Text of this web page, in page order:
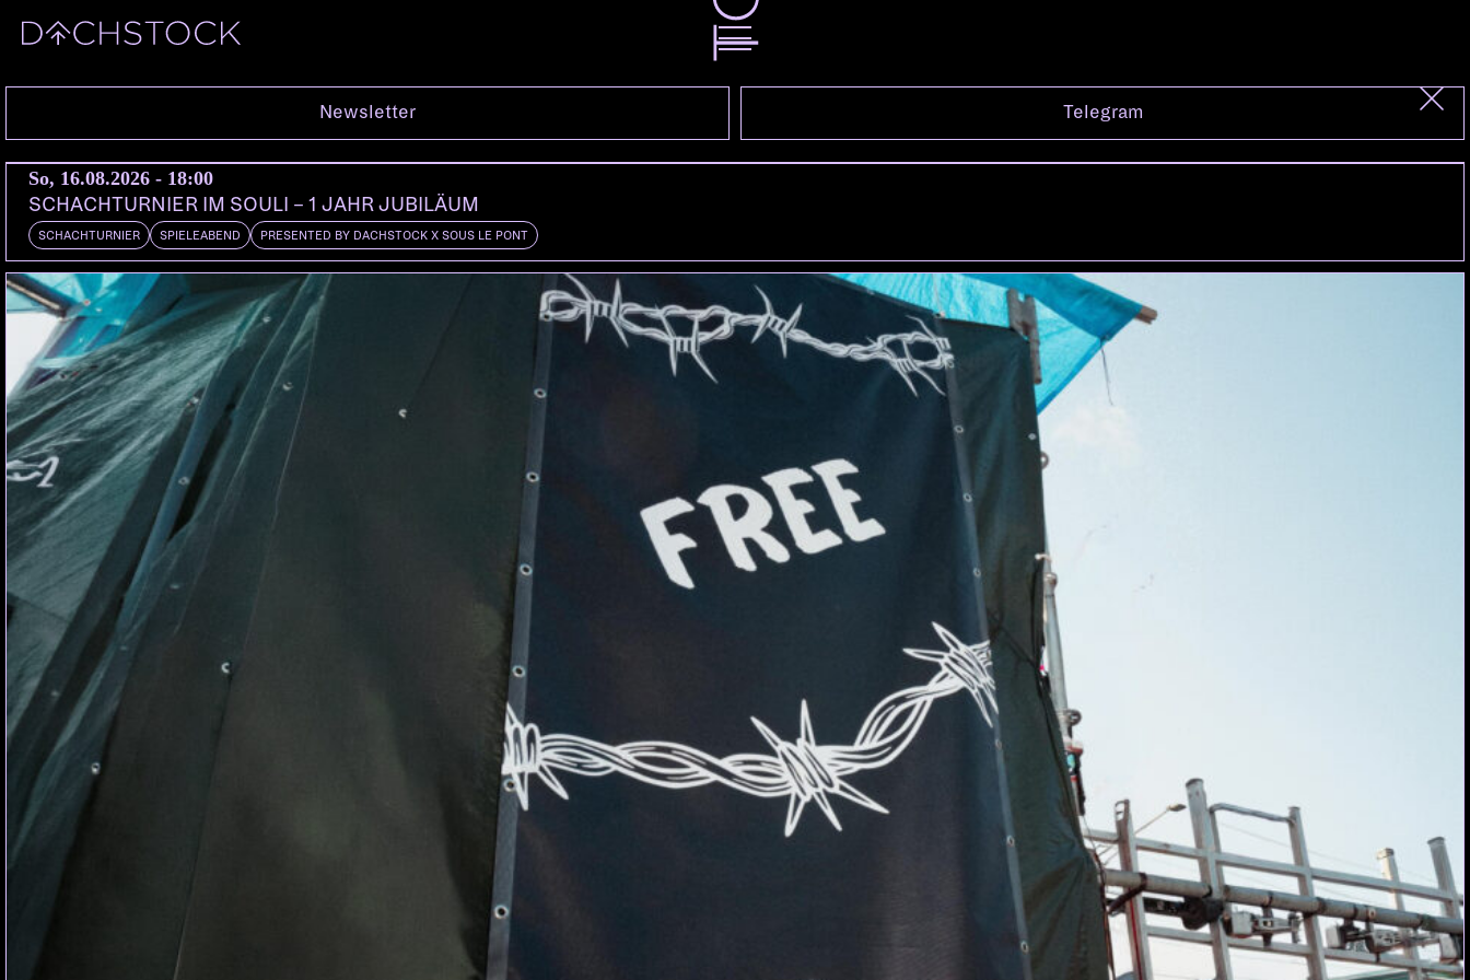
Newsletter Telegram
So, 16.08.2026 - 18:00
SCHACHTURNIER IM SOULI – 1 JAHR JUBILÄUM
SCHACHTURNIER SPIELEABEND PRESENTED BY DACHSTOCK X SOUS LE PONT